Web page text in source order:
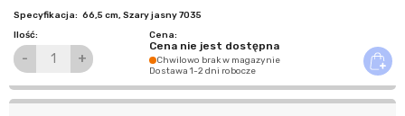
66,5 cm, Szary jasny 7035
- +
Cena nie jest dostępna
Chwilowo brak w magazynie
Dostawa 1-2 dni robocze